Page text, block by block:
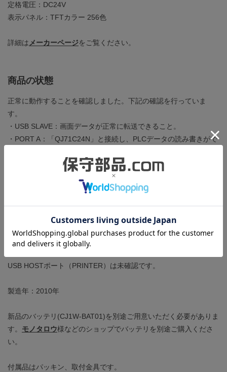
定格電圧：DC24V
表示パネル：TFTカラー 256色
詳細はメーカーページをご覧ください。
商品の状態
正常に動作することを確認しました。下記の確認を行っていま
す。
・USB SLAVE：画面データが正常に転送できること。
・PORT A：「QJ71C24N」と接続し、PLCデータの読み書きがで
・PORT B：「QJ71C24N」と接続し、PLCデータの読み書きがで
・CFカードの認識、およびデータ転送ができること。
・ドット欠けがないこと。
・表示の視認性に異常がないこと。
・各初期化、画面データのフォーマットができること。
USB HOSTポート（PRINTER）は未確認です。
製造年：2010年
新品のバッテリ(CJ1W-BAT01)を別途ご用意いただく必要がありま
す。 モノタロウ様などのショップでバッテリを別途ご購入くださ
い。
付属品はパッキン、取付金具です。